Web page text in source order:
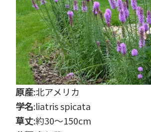
原産:北アメリカ
学名:liatris spicata
草丈:約30～150cm